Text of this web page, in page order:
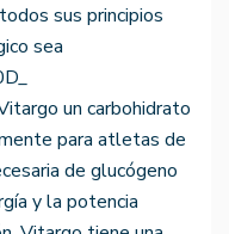
sus principios
sea
un carbohidrato
para atletas de
de glucógeno
y la potencia